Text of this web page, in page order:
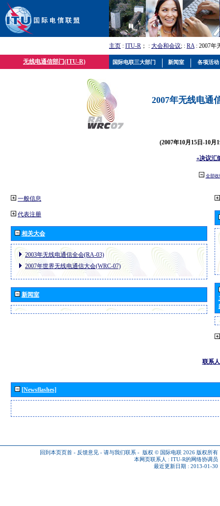
主页 : ITU-R ； : 大会和会议; : RA: 2007年
无线电通信部门(ITU-R)
2007年无线电通
(2007年10月15日-10月
«决议汇
全部收
一般信息
代表注册
相关大会
2003年无线电通信全会(RA-03)
2007年世界无线电通信大会(WRC-07)
新闻室
联系人
[Newsflashes]
回到本页页首 - 反馈意见 - 请与我们联系 - 版权 © 国际电联 2026 版权所有
本网页联系人 : ITU-R的网络协调员
最近更新日期 : 2013-01-30
国际电联三大部门 新闻室 各项活动